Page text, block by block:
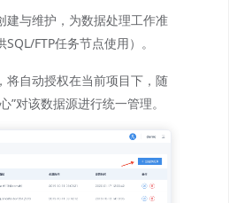
建与维护，为数据处理工作准
FTP任务节点使用）。
将自动授权在当前项目下，随
”对该数据源进行统一管理。